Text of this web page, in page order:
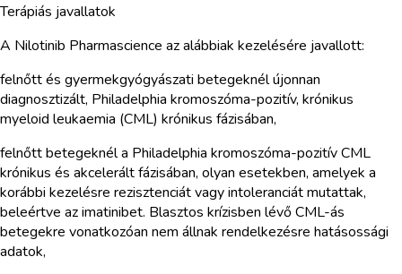
Terápiás javallatok
A Nilotinib Pharmascience az alábbiak kezelésére javallott:
felnőtt és gyermekgyógyászati betegeknél újonnan
diagnosztizált, Philadelphia kromoszóma-pozitív, krónikus
myeloid leukaemia (CML) krónikus fázisában,
felnőtt betegeknél a Philadelphia kromoszóma-pozitív CML
krónikus és akcelerált fázisában, olyan esetekben, amelyek a
korábbi kezelésre rezisztenciát vagy intoleranciát mutattak,
beleértve az imatinibet. Blasztos krízisben lévő CML-ás
betegekre vonatkozóan nem állnak rendelkezésre hatásossági
adatok,